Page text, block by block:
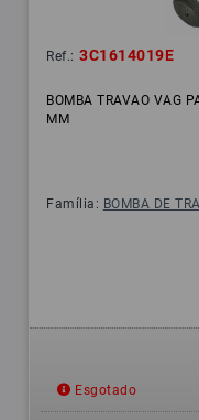
Ref.: 3C1614019E
BOMBA TRAVAO VAG
MM
Família: BOMBA DE
Esgotado